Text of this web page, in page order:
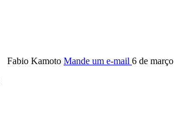
Fabio Kamoto Mande um e-mail 6 de março